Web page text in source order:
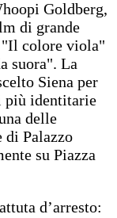
Goldberg,
di grande
"Il colore viola"
suora". La
Siena per
più identitarie
delle
di Palazzo
su Piazza
d’arresto: